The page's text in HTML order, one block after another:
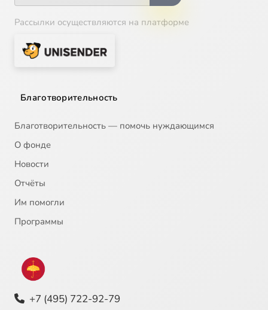
Рассылки осуществляются на платформе
Благотворительность
Благотворительность — помочь нуждающимся
О фонде
Новости
Отчёты
Им помогли
Программы
+7 (495) 722-92-79